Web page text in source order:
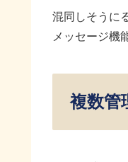
混同しそうに
メッセージ機
複数管